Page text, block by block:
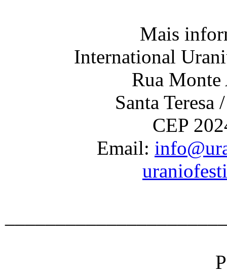
Mais
International
Rua
Santa Teresa
CEP
Email: